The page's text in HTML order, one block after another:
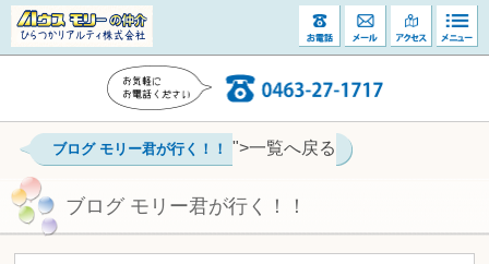
ブログ モリー君が行く！！ ">一覧へ戻る
ブログ モリー君が行く！！